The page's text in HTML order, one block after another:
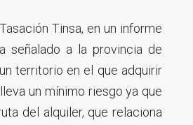
Tinsa, en un informe
señalado a la provincia de
territorio en el que adquirir
un mínimo riesgo ya que
del alquiler, que relaciona